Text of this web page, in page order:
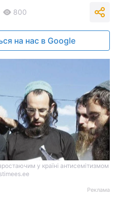
800
на нас в Google
у країні антисемітизмом
Реклама